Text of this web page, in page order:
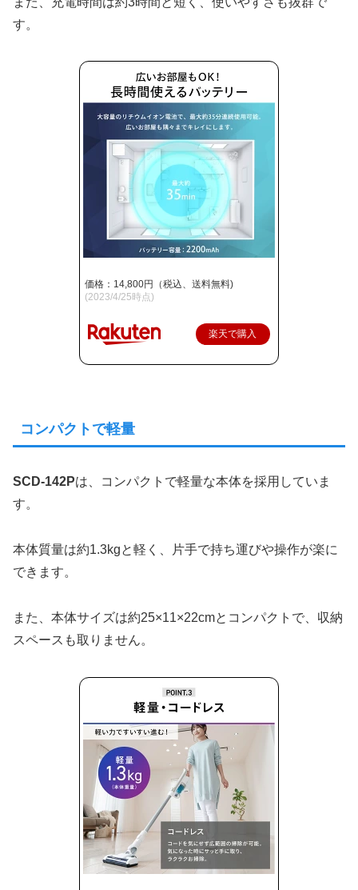
す。
価格：14,800円（税込、送料無料)
(2023/4/25時点)
楽天で購入
コンパクトで軽量
SCD-142Pは、コンパクトで軽量な本体を採用していま
す。
本体質量は約1.3kgと軽く、片手で持ち運びや操作が楽に
できます。
また、本体サイズは約25×11×22cmとコンパクトで、収納
スペースも取りません。